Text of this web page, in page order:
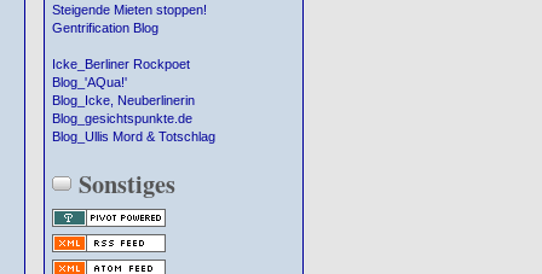
Steigende Mieten stoppen!
Gentrification Blog
Icke_Berliner Rockpoet
Blog_'AQua!'
Blog_Icke, Neuberlinerin
Blog_gesichtspunkte.de
Blog_Ullis Mord & Totschlag
Sonstiges